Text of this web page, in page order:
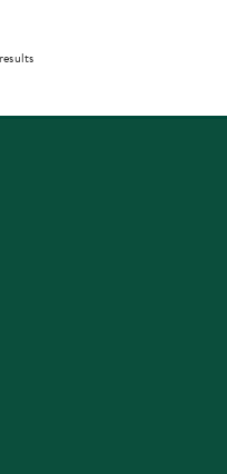
Sorted